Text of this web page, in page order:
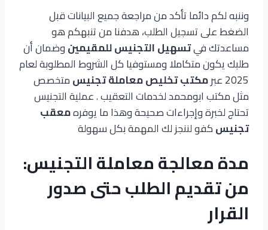
وننبه لكم دائما تأكد من مراجعة جميع البيانات قبل
الضغط على تسجيل الطلب، هدفنا من تنبهكم هو
مساعدتك فيتسهيل التجنيس للمقيمينوضمان أن
طلبك يكون متكاملا ومستوفيا كل الشروط المطلوبة لعام
2025 عبر
مكتب تخليص معاملة تجنيسمتخصص
مثل مكتب ابومحمد لخدمات التعقيب . عملية التجنيس
تحتاج لخبرة وإجراءات صحيحة وهذا ما يوفرهمعقب
تجنيسكفو لننجز لك المهمة بكل سهولة
مدة معالجة معاملة التجنيس:
من تقديم الطلب حتى صدور
القرار